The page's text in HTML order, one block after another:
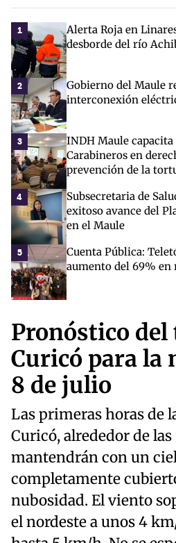
1
Alerta Roja en
desborde del río
2
Gobierno del Maule
interconexión
3
INDH Maule
Carabineros en
prevención de la
4
Subsecretaria de
exitoso avance del
en el Maule
5
Cuenta Pública:
aumento del 69% en
Pronóstico del
Curicó para la
8 de julio
Las primeras horas de
Curicó, alrededor de las
mantendrán con un
completamente
nubosidad. El viento
el nordeste a unos 4